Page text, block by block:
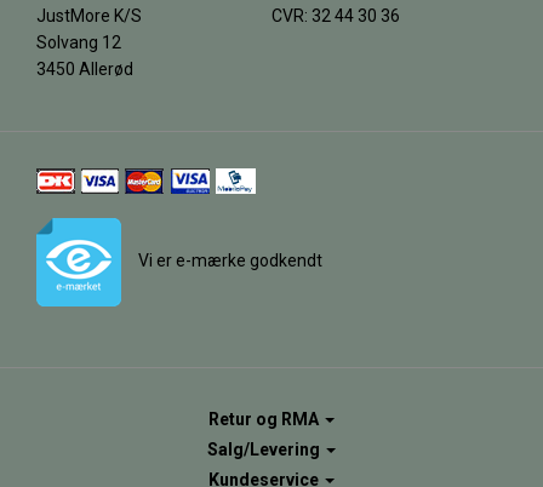
JustMore K/S
Solvang 12
3450 Allerød
CVR: 32 44 30 36
Vi er e-mærke godkendt
Retur og RMA
Salg/Levering
Kundeservice